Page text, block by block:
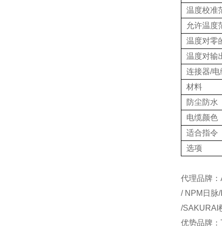
温度校准
允许温度
温度对零
温度对输
连接器/电
材料
防尘防水
电缆颜色
适合指令
选项
代理品牌
/ NPM日脉
/SAKURAI
优势品牌